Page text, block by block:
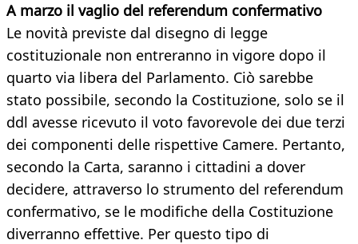
A marzo il vaglio del referendum confermativo
Le novità previste dal disegno di legge
costituzionale non entreranno in vigore dopo il
quarto via libera del Parlamento. Ciò sarebbe
stato possibile, secondo la Costituzione, solo se il
ddl avesse ricevuto il voto favorevole dei due terzi
dei componenti delle rispettive Camere. Pertanto,
secondo la Carta, saranno i cittadini a dover
decidere, attraverso lo strumento del referendum
confermativo, se le modifiche della Costituzione
diverranno effettive. Per questo tipo di